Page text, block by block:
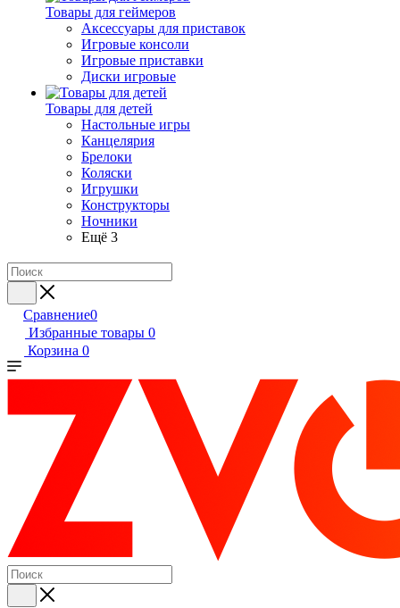
Товары для геймеров
Аксессуары для приставок
Игровые консоли
Игровые приставки
Диски игровые
Товары для детей
Настольные игры
Канцелярия
Брелоки
Коляски
Игрушки
Конструкторы
Ночники
Ещё 3
Сравнение0
Избранные товары 0
Корзина 0